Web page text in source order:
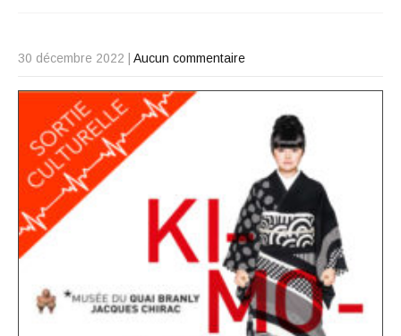
30 décembre 2022 Aucun commentaire